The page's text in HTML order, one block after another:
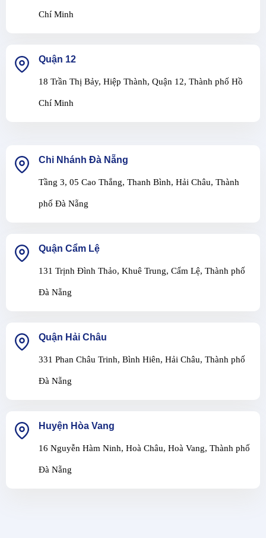
Chí Minh
Quận 12
18 Trần Thị Bảy, Hiệp Thành, Quận 12, Thành phố Hồ
Chí Minh
Chi Nhánh Đà Nẵng
Tầng 3, 05 Cao Thắng, Thanh Bình, Hải Châu, Thành
phố Đà Nẵng
Quận Cẩm Lệ
131 Trịnh Đình Thảo, Khuê Trung, Cẩm Lệ, Thành phố
Đà Nẵng
Quận Hải Châu
331 Phan Châu Trinh, Bình Hiên, Hải Châu, Thành phố
Đà Nẵng
Huyện Hòa Vang
16 Nguyễn Hàm Ninh, Hoà Châu, Hoà Vang, Thành phố
Đà Nẵng